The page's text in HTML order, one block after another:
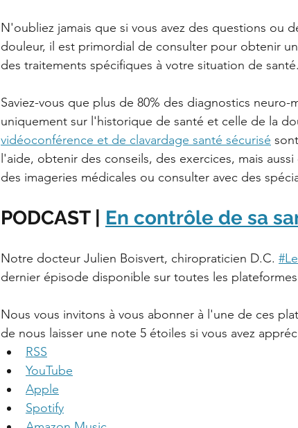
N'oubliez jamais que si vous avez des questions ou
douleur, il est primordial de consulter pour obtenir
des traitements spécifiques à votre situation de santé.
Saviez-vous que plus de 80% des diagnostics
uniquement sur l'historique de santé et celle de la
vidéoconférence et de clavardage santé sécurisé
l'aide, obtenir des conseils, des exercices, mais
des imageries médicales ou consulter avec des
PODCAST | En contrôle de sa
Notre docteur Julien Boisvert, chiropraticien D.C.
dernier épisode disponible sur toutes les
Nous vous invitons à vous abonner à l'une de ces
de nous laisser une note 5 étoiles si vous avez
RSS
YouTube
Apple
Spotify